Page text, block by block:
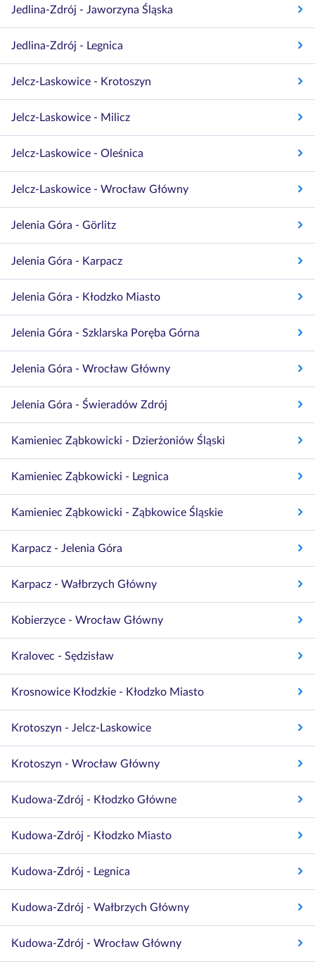
Jedlina-Zdrój - Jaworzyna Śląska
Jedlina-Zdrój - Legnica
Jelcz-Laskowice - Krotoszyn
Jelcz-Laskowice - Milicz
Jelcz-Laskowice - Oleśnica
Jelcz-Laskowice - Wrocław Główny
Jelenia Góra - Görlitz
Jelenia Góra - Karpacz
Jelenia Góra - Kłodzko Miasto
Jelenia Góra - Szklarska Poręba Górna
Jelenia Góra - Wrocław Główny
Jelenia Góra - Świeradów Zdrój
Kamieniec Ząbkowicki - Dzierżoniów Śląski
Kamieniec Ząbkowicki - Legnica
Kamieniec Ząbkowicki - Ząbkowice Śląskie
Karpacz - Jelenia Góra
Karpacz - Wałbrzych Główny
Kobierzyce - Wrocław Główny
Kralovec - Sędzisław
Krosnowice Kłodzkie - Kłodzko Miasto
Krotoszyn - Jelcz-Laskowice
Krotoszyn - Wrocław Główny
Kudowa-Zdrój - Kłodzko Główne
Kudowa-Zdrój - Kłodzko Miasto
Kudowa-Zdrój - Legnica
Kudowa-Zdrój - Wałbrzych Główny
Kudowa-Zdrój - Wrocław Główny